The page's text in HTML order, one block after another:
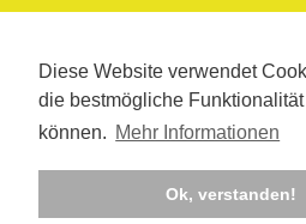
Diese Website verwendet
die bestmögliche
können. Mehr Informationen
Ok, verstanden!